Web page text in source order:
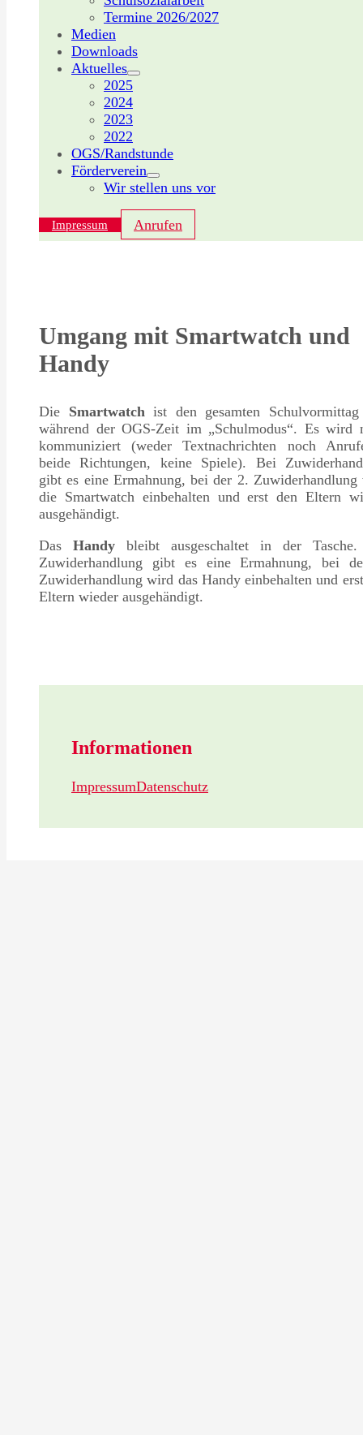
Termine 2026/2027
Medien
Downloads
Aktuelles
2025
2024
2023
2022
OGS/Randstunde
Förderverein
Wir stellen uns vor
Impressum Anrufen
Umgang mit Smartwatch und
Handy
Die Smartwatchist den gesamten
während der OGS-Zeit im „Schulmodus“. Es wird
kommuniziert (weder Textnachrichten noch
beide Richtungen, keine Spiele). Bei
gibt es eine Ermahnung, bei der 2. Zuwiderhandlung
die Smartwatch einbehalten und erst den Eltern
ausgehändigt.
Das Handy bleibt ausgeschaltet in der
Zuwiderhandlung gibt es eine Ermahnung, bei
Zuwiderhandlung wird das Handy einbehalten und
Eltern wieder ausgehändigt.
Informationen
ImpressumDatenschutz